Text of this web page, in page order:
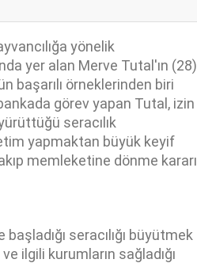
yönelik
yer alan Merve Tutal'ın (28)
başarılı örneklerinden biri
görev yapan Tutal, izin
seracılık
yapmaktan büyük keyif
memleketine dönme kararı
seracılığı büyütmek
ilgili kurumların sağladığı